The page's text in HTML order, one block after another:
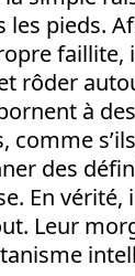
pieds.
faillite,
rôder
à
comme
des
En vérité,
Leur